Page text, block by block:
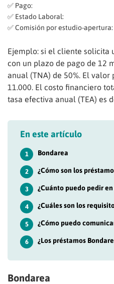
✅ Pago:
✅ Estado Laboral:
✅ Comisión por estudio-apertura:
Ejemplo: si el cliente solicita
con un plazo de pago de 12
anual (TNA) de 50%. El
11.000. El costo financiero
tasa efectiva anual (TEA) es
En este artículo
1 Bondarea
2 ¿Cómo son los
3 ¿Cuánto puedo pedir
4 ¿Cuáles son los
5 ¿Cómo puedo
6 ¿Los préstamos
Bondarea